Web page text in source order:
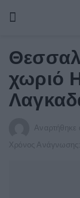
χωριό
Αναρτήθηκε
Χρόνος Ανάγνωσης: